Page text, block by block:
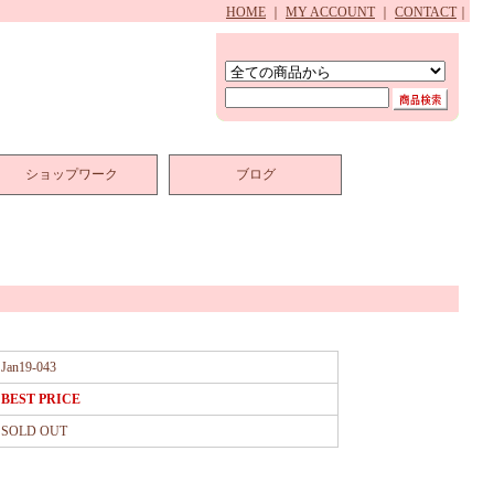
HOME MY ACCOUNT CONTACT
ショップワーク ブログ
Jan19-043
BEST PRICE
SOLD OUT